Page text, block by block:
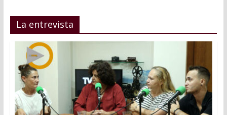
La entrevista